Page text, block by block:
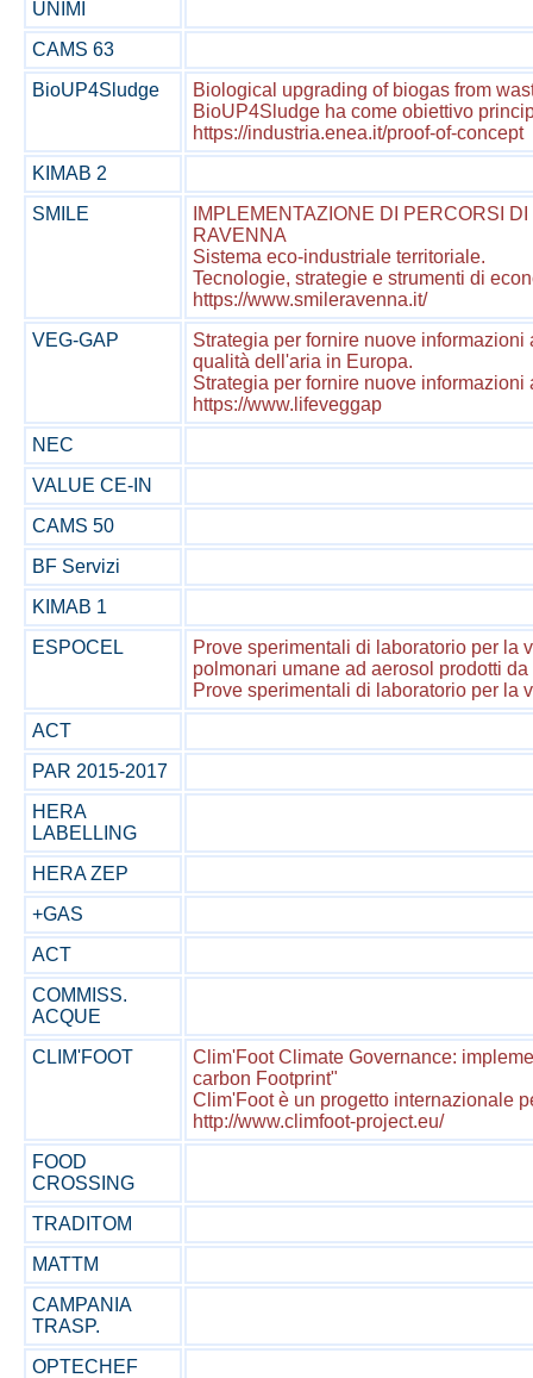
UNIMI
CAMS 63
BioUP4Sludge
Biological upgrading of biogas from
BioUP4Sludge ha come obiettivo
https://industria.enea.it/proof-of-concept
KIMAB 2
SMILE
IMPLEMENTAZIONE DI PERCORSI
RAVENNA
Sistema eco-industriale territoriale.
Tecnologie, strategie e strumenti di
https://www.smileravenna.it/
VEG-GAP
Strategia per fornire nuove
qualità dell'aria in Europa.
Strategia per fornire nuove
https://www.lifeveggap
NEC
VALUE CE-IN
CAMS 50
BF Servizi
KIMAB 1
ESPOCEL
Prove sperimentali di laboratorio per la
polmonari umane ad aerosol prodotti
Prove sperimentali di laboratorio per la
ACT
PAR 2015-2017
HERA
LABELLING
HERA ZEP
+GAS
ACT
COMMISS.
ACQUE
CLIM'FOOT
Clim'Foot Climate Governance:
carbon Footprint"
Clim'Foot è un progetto internazionale
http://www.climfoot-project.eu/
FOOD
CROSSING
TRADITOM
MATTM
CAMPANIA
TRASP.
OPTECHEF